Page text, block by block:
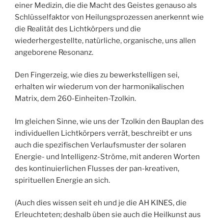
einer Medizin, die die Macht des Geistes genauso als
Schlüsselfaktor von Heilungsprozessen anerkennt wie
die Realität des Lichtkörpers und die
wiederhergestellte, natürliche, organische, uns allen
angeborene Resonanz.
Den Fingerzeig, wie dies zu bewerkstelligen sei,
erhalten wir wiederum von der harmonikalischen
Matrix, dem 260-Einheiten-Tzolkin.
Im gleichen Sinne, wie uns der Tzolkin den Bauplan des
individuellen Lichtkörpers verrät, beschreibt er uns
auch die spezifischen Verlaufsmuster der solaren
Energie- und Intelligenz-Ströme, mit anderen Worten
des kontinuierlichen Flusses der pan-kreativen,
spirituellen Energie an sich.
(Auch dies wissen seit eh und je die AH KINES, die
Erleuchteten; deshalb üben sie auch die Heilkunst aus